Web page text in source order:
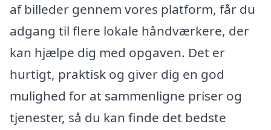
af billeder gennem vores platform, får du
adgang til flere lokale håndværkere, der
kan hjælpe dig med opgaven. Det er
hurtigt, praktisk og giver dig en god
mulighed for at sammenligne priser og
tjenester, så du kan finde det bedste